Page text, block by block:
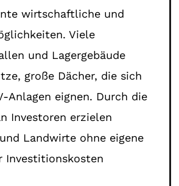
wirtschaftliche und
Viele
und Lagergebäude
große Dächer, die sich
Anlagen eignen. Durch die
Investoren erzielen
Landwirte ohne eigene
Investitionskosten